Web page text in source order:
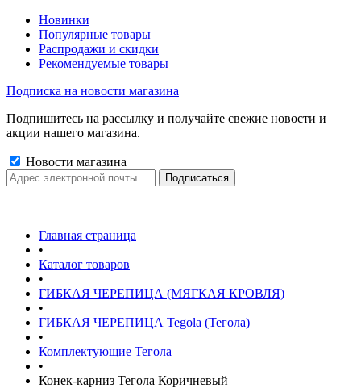
Новинки
Популярные товары
Распродажи и скидки
Рекомендуемые товары
Подписка на новости магазина
Подпишитесь на рассылку и получайте свежие новости и
акции нашего магазина.
Новости магазина
Главная страница
•
Каталог товаров
•
ГИБКАЯ ЧЕРЕПИЦА (МЯГКАЯ КРОВЛЯ)
•
ГИБКАЯ ЧЕРЕПИЦА Tegola (Тегола)
•
Комплектующие Тегола
•
Конек-карниз Тегола Коричневый